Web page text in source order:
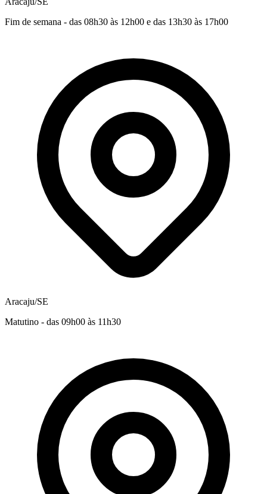
Fim de semana - das 08h30 às 12h00 e das 13h30 às 17h00
Aracaju/SE
Matutino - das 09h00 às 11h30